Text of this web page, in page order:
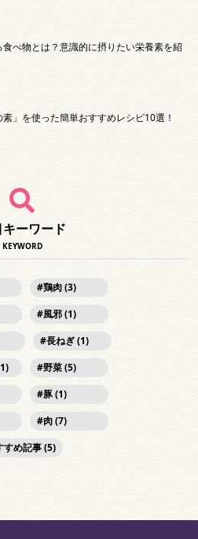
べ物とは？意識的に摂りたい栄養素を紹
」を使った簡単おすすめレシピ10選！
ーワード
KEYWORD
鶏肉 (3)
風邪 (1)
長ねぎ (1)
野菜 (5)
豚 (1)
肉 (7)
すめ記事 (5)